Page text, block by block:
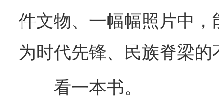
件文物、一幅幅照片中
为时代先锋、民族脊梁的
看一本书。